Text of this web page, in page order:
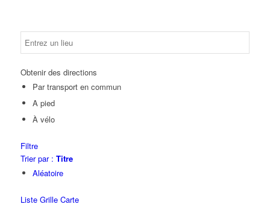
Obtenir des directions
Par transport en commun
A pied
À vélo
Filtre
Trier par : Titre
Aléatoire
Liste Grille Carte